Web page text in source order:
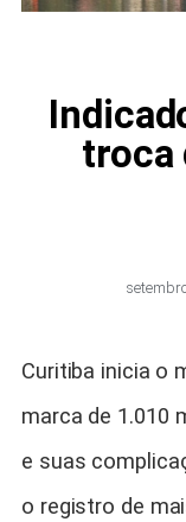
troca
Curitiba inicia o
marca de 1.010
e suas
o registro de